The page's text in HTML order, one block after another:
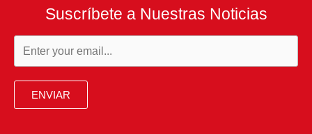
Suscríbete a Nuestras Noticias
ENVIAR